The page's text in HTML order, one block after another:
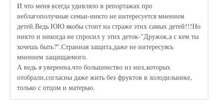
И что меня всегда удивляло в репортажах про
неблагополучные семьи-никто не интересуется мнением
детей.Ведь ЮЮ якобы стоит на страже этих самых детей!!!Но
никто и никогда не спросил у этих деток-"Дружок,а с кем ты
хочешь быть?".Странная защита,даже не интересуясь
мнением защищаемого.
А ведь я уверенна,что большинство из них,которых
отобрали,согласны даже жить без фруктов в холодильнике,
только с отцом и матерью.